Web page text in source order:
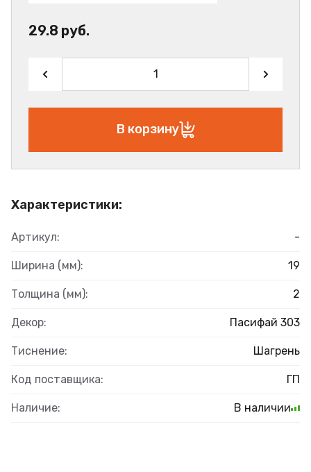
Характеристики:
Артикул: -
Ширина (мм): 19
Толщина (мм): 2
Декор: Пасифай 303
Тиснение: Шагрень
Код поставщика: ГП
Наличие: В наличии
29.8 руб.
В корзину